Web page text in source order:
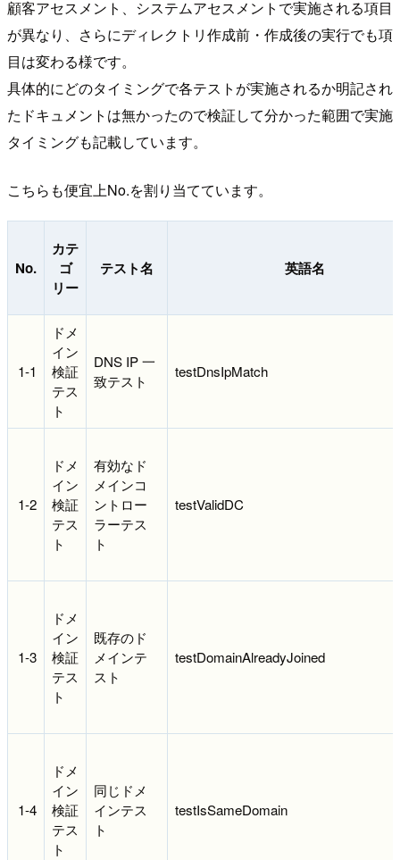
顧客アセスメント、システムアセスメントで実施される項目
が異なり、さらにディレクトリ作成前・作成後の実行でも項
目は変わる様です。
具体的にどのタイミングで各テストが実施されるか明記され
たドキュメントは無かったので検証して分かった範囲で実施
タイミングも記載しています。
こちらも便宜上No.を割り当てています。
No.
カテ
ゴ
リー
テスト名 英語名
1-1
ドメ
イン
検証
テス
ト
DNS IP 一
致テスト
testDnsIpMatch
1-2
ドメ
イン
検証
テス
ト
有効なド
メインコ
ントロー
ラーテス
ト
testValidDC
1-3
ドメ
イン
検証
テス
ト
既存のド
メインテ
スト
testDomainAlreadyJoined
1-4
ドメ
イン
検証
テス
ト
同じドメ
インテス
ト
testIsSameDomain